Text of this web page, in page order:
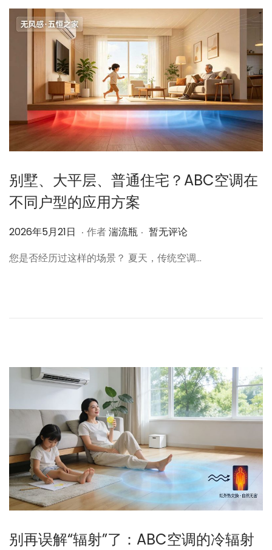
别墅、大平层、普通住宅？ABC空调在
不同户型的应用方案
作
2026年5月21日 2
2
1
日
. 作者湍流瓶 . 暂无评论
您是否经历过这样的场景？ 夏天，传统空调…
别再误解“辐射”了：ABC空调的冷辐射